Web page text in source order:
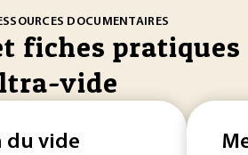
DOCUMENTAIRES
fiches pratiques
vide
du vide